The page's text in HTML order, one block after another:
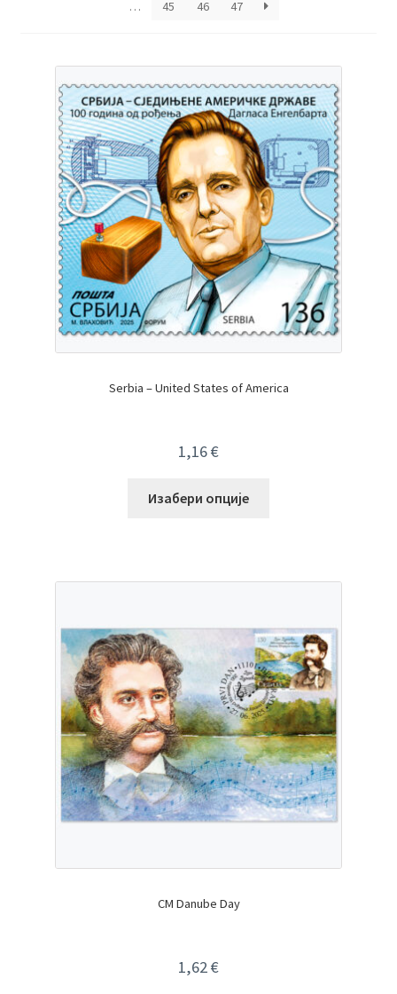
…
45 46 47
Serbia – United States of America
1,16€
Изабери опције
CM Danube Day
1,62€